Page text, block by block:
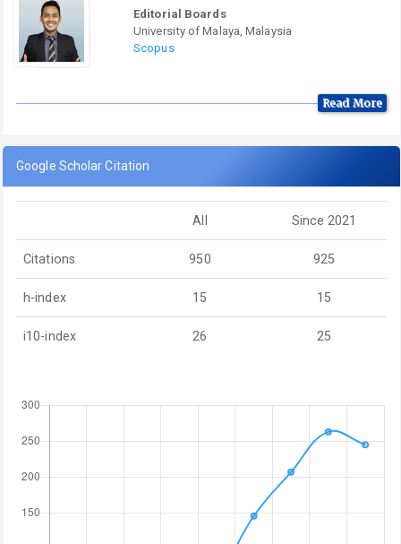
Editorial Boards
University of Malaya, Malaysia
Scopus
Read More
Google Scholar Citation
All Since 2021
Citations 950 925
h-index 15 15
i10-index 26 25